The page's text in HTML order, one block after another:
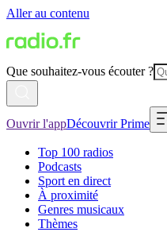
Aller au contenu
Que souhaitez-vous écouter ?
Ouvrir l'appDécouvrir Prime
Top 100 radios
Podcasts
Sport en direct
À proximité
Genres musicaux
Thèmes